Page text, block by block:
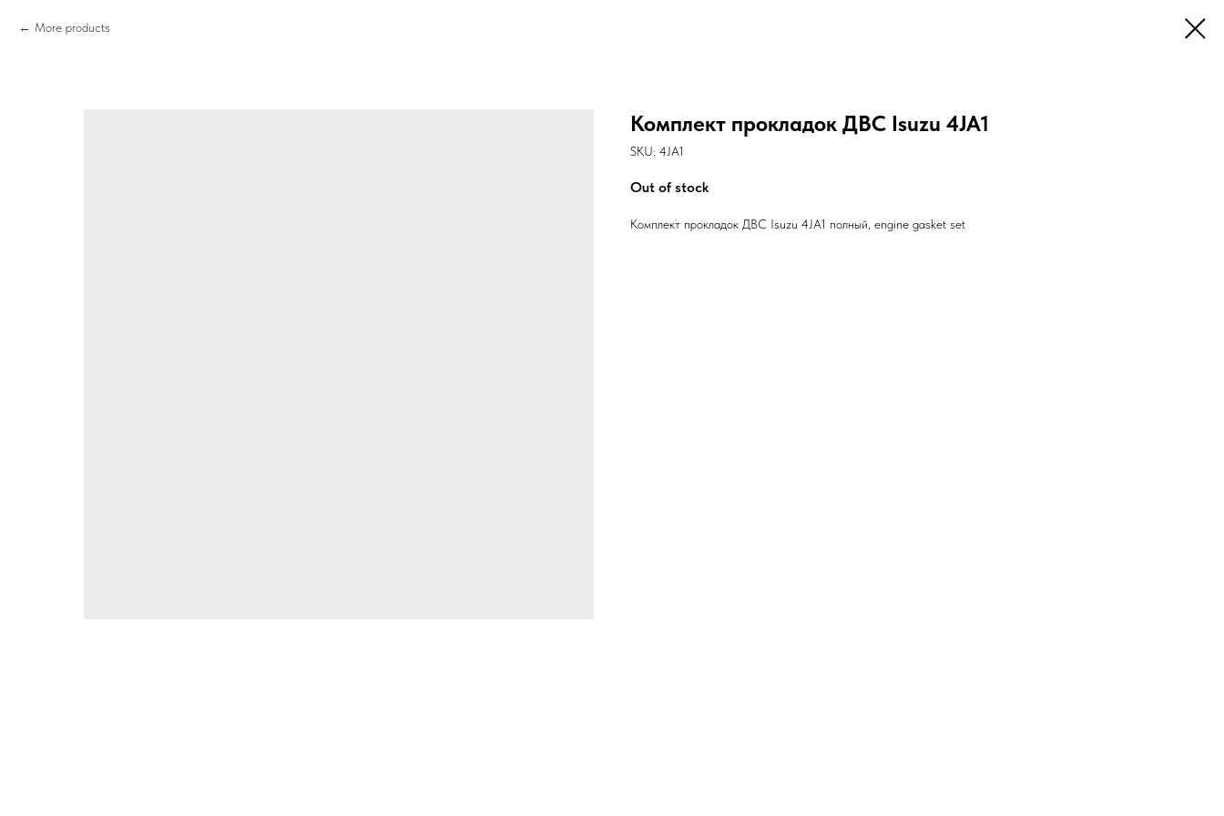
More products
Комплект прокладок ДВС Isuzu 4JA1
SKU: 4JA1
Out of stock
Комплект прокладок ДВС Isuzu 4JA1 полный, engine gasket set